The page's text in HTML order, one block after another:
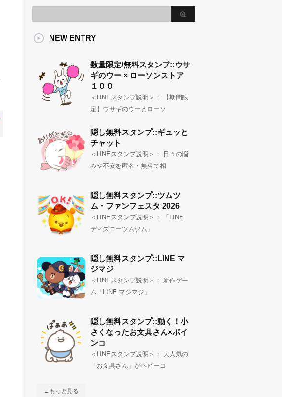
NEW ENTRY
数量限定/無料スタンプ::ウサ
ギのウー × ローソンストア
１００
＜LINEスタンプ説明＞： 【期間限
定】ウサギのウーとローソ
隠し無料スタンプ::ギュッと
チャット
＜LINEスタンプ説明＞： 日々の悩
みや不安を匿名・無料で相
隠し無料スタンプ::ツムツ
ム・ファンフェスタ 2026
＜LINEスタンプ説明＞： 「LINE:
ディズニーツムツム」
隠し無料スタンプ::LINE マ
ジマジ
＜LINEスタンプ説明＞： 新作ゲー
ム「LINE マジマジ」
隠し無料スタンプ::動く！小
さくなったお文具さん×ポイ
ンコ
＜LINEスタンプ説明＞： 大人気の
「お文具さん」がベビーコ
→もっと見る